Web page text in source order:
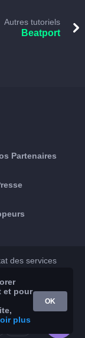
Autres tutoriels
Beatport
Partenaires
des services
et pour
plus
OK